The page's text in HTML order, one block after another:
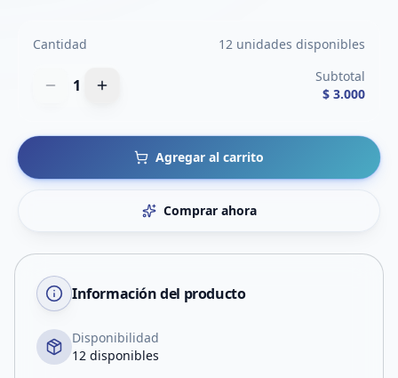
Cantidad 12 unidades disponibles
1
Subtotal
$ 3.000
Agregar al carrito
Comprar ahora
Información del producto
Disponibilidad
12 disponibles